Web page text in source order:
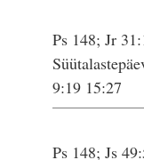
Ps 148; Jr
9:19 15:27
Ps 148; Js